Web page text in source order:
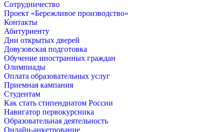
Сотрудничество
Проект «Бережливое производство»
Контакты
Абитуриенту
Дни открытых дверей
Довузовская подготовка
Обучение иностранных граждан
Олимпиады
Оплата образовательных услуг
Приемная кампания
Студентам
Как стать стипендиатом России
Навигатор первокурсника
Образовательная деятельность
Онлайн-анкетрование